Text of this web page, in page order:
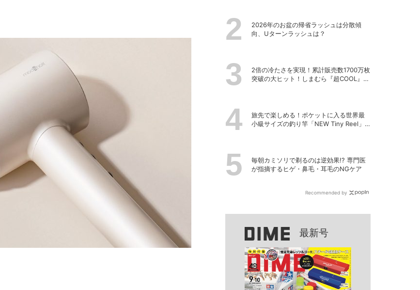
2026年のお盆の帰省ラッシュは分散傾
向、Uターンラッシュは？
2倍の冷たさを実現！累計販売数1700万枚
突破の大ヒット！しまむら『超COOL』シ
旅先で楽しめる！ポケットに入る世界最
小級サイズの釣り竿「NEW Tiny Reel」
毎朝カミソリで剃るのは逆効果!? 専門医
が指摘するヒゲ・鼻毛・耳毛のNGケア
Recommended by
最新号